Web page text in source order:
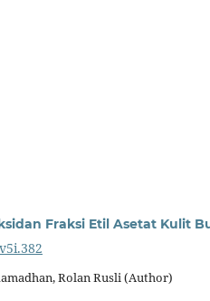
Fraksi Etil Asetat Kulit
Rolan Rusli (Author)